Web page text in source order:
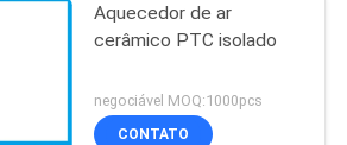
Aquecedor de ar
cerâmico PTC isolado
negociável MOQ:1000pcs
CONTATO